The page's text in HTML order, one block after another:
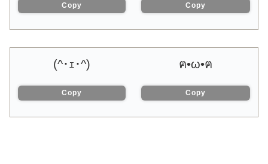
Copy
Copy
ฅ•ω•ฅ
Copy
(^･ｪ･^)
Copy